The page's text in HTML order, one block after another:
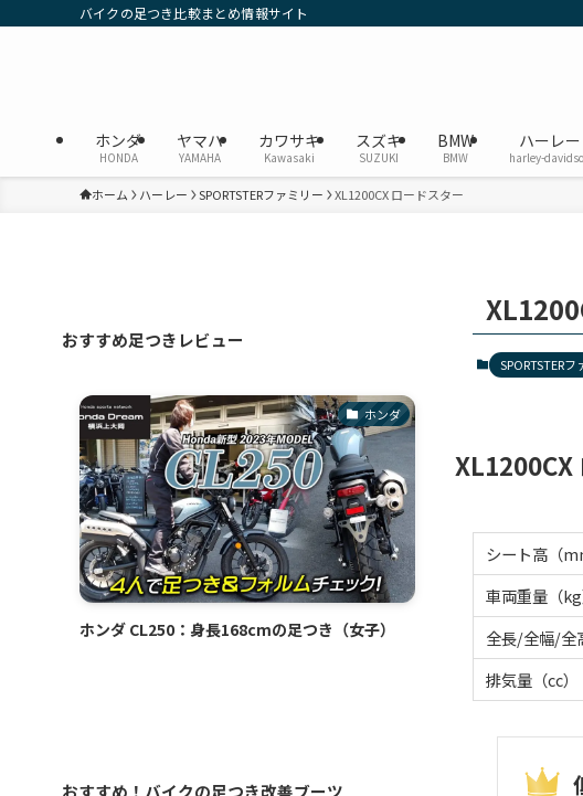
バイクの足つき比較まとめ情報サイト
ホンダ
HONDA
ヤマハ
YAMAHA
カワサキ
Kawasaki
スズキ
SUZUKI
BMW
BMW
ハーレー
harley-
ホーム ハーレー SPORTSTERファミリー XL1200CX ロードスター
SPORTSTERフ
XL1200CX
シート高（
車両重量（kg
全長/全幅/全
排気量（cc）
おすすめ足つきレビュー
ホンダ
ホンダ CL250：身長168cmの足つき（女子）